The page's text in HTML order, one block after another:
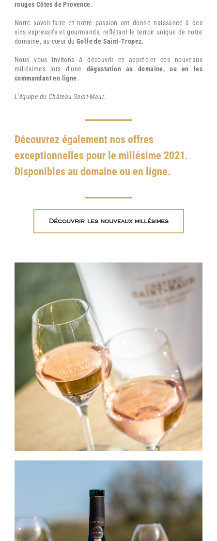
rouges Côtes de Provence.
Notre savoir-faire et notre passion ont donné naissance à des
vins expressifs et gourmands, reflétant le terroir unique de notre
domaine, au cœur duGolfe de Saint-Tropez.
Nous vous invitons à découvrir et apprécier ces nouveaux
millésimes lors d’une dégustation au domaine, ou en les
commandant en ligne.
L’équipe du Château Saint-Maur.
Découvrez également nos offres
exceptionnelles pour le millésime 2021.
Disponibles au domaine ou en ligne.
Découvrir les nouveaux millésimes